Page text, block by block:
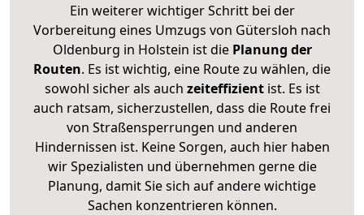
Ein weiterer wichtiger Schritt bei der
Vorbereitung eines Umzugs von Gütersloh nach
Oldenburg in Holstein ist diePlanung der
Routen. Es ist wichtig, eine Route zu wählen, die
sowohl sicher als auch zeiteffizientist. Es ist
auch ratsam, sicherzustellen, dass die Route frei
von Straßensperrungen und anderen
Hindernissen ist. Keine Sorgen, auch hier haben
wir Spezialisten und übernehmen gerne die
Planung, damit Sie sich auf andere wichtige
Sachen konzentrieren können.